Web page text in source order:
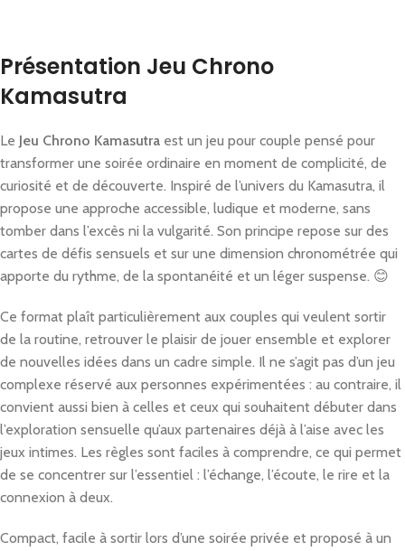
Présentation Jeu Chrono
Kamasutra
Le Jeu Chrono Kamasutra est un jeu pour couple pensé pour
transformer une soirée ordinaire en moment de complicité, de
curiosité et de découverte. Inspiré de l’univers du Kamasutra, il
propose une approche accessible, ludique et moderne, sans
tomber dans l’excès ni la vulgarité. Son principe repose sur des
cartes de défis sensuels et sur une dimension chronométrée qui
apporte du rythme, de la spontanéité et un léger suspense. 😊
Ce format plaît particulièrement aux couples qui veulent sortir
de la routine, retrouver le plaisir de jouer ensemble et explorer
de nouvelles idées dans un cadre simple. Il ne s’agit pas d’un jeu
complexe réservé aux personnes expérimentées : au contraire, il
convient aussi bien à celles et ceux qui souhaitent débuter dans
l’exploration sensuelle qu’aux partenaires déjà à l’aise avec les
jeux intimes. Les règles sont faciles à comprendre, ce qui permet
de se concentrer sur l’essentiel : l’échange, l’écoute, le rire et la
connexion à deux.
Compact, facile à sortir lors d’une soirée privée et proposé à un